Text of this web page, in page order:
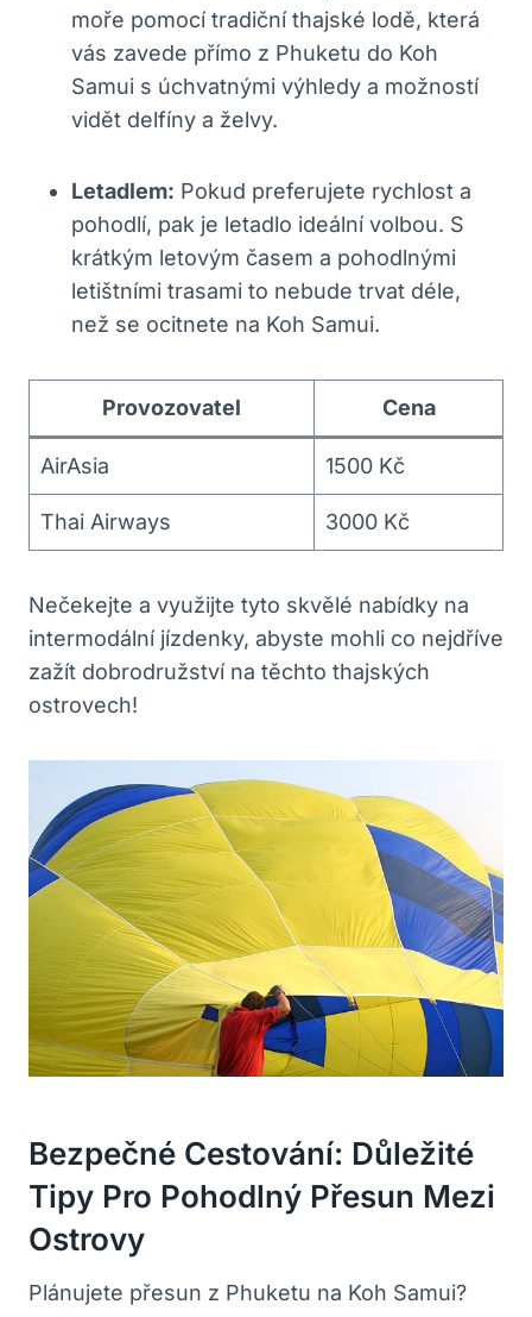
moře pomocí tradiční thajské lodě, která
vás zavede přímo z Phuketu do Koh
Samui s úchvatnými výhledy a možností
vidět delfíny a želvy.
Letadlem: Pokud preferujete rychlost a
pohodlí, pak je letadlo ideální volbou. S
krátkým letovým časem a pohodlnými
letištními trasami to nebude trvat déle,
než se ocitnete na Koh Samui.
Provozovatel Cena
AirAsia 1500 Kč
Thai Airways 3000 Kč
Nečekejte a využijte tyto skvělé nabídky na
intermodální jízdenky, abyste mohli co nejdříve
zažít dobrodružství na těchto thajských
ostrovech!
Bezpečné Cestování: Důležité
Tipy Pro Pohodlný Přesun Mezi
Ostrovy
Plánujete přesun z Phuketu na Koh Samui?